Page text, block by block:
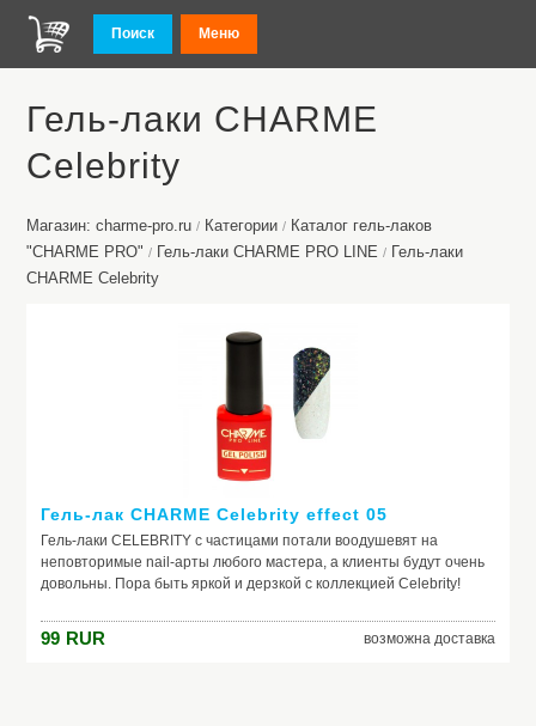
Поиск Меню
Гель-лаки CHARME
Celebrity
Магазин: charme-pro.ru / Категории / Каталог гель-лаков
"CHARME PRO" / Гель-лаки CHARME PRO LINE / Гель-лаки
CHARME Celebrity
Гель-лак CHARME Celebrity effect 05
Гель-лаки CELEBRITY с частицами потали воодушевят на
неповторимые nail-арты любого мастера, а клиенты будут очень
довольны. Пора быть яркой и дерзкой с коллекцией Celebrity!
99 RUR возможна доставка